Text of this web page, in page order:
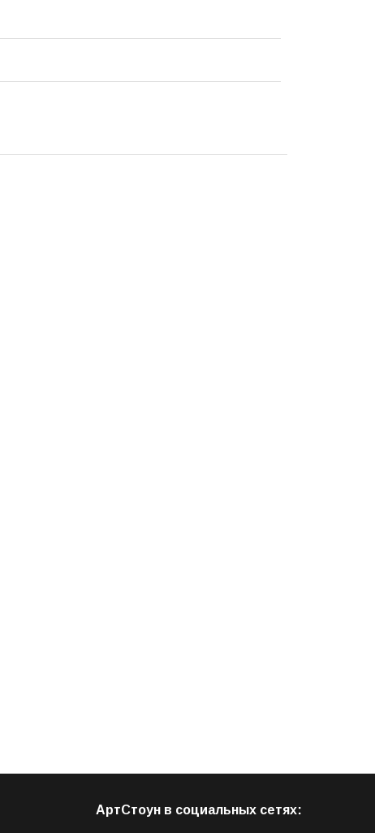
АртСтоун в социальных сетях: